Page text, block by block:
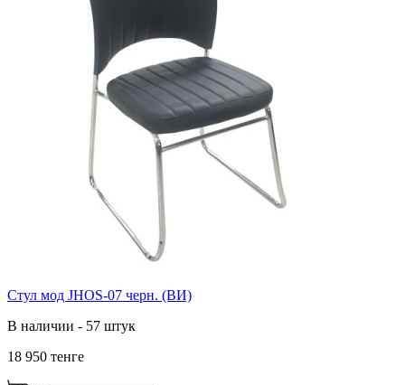
Стул мод JHOS-07 черн. (ВИ)
В наличии - 57 штук
18 950 тенге